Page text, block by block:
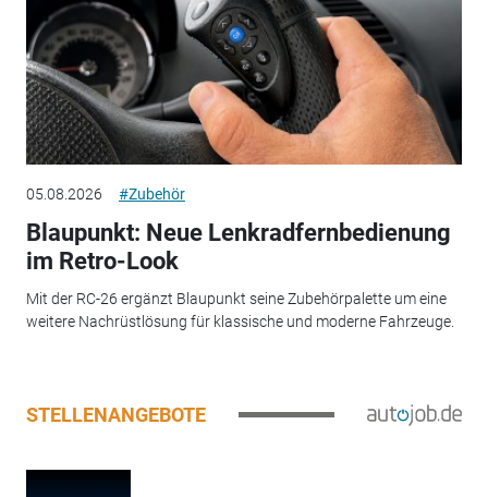
05.08.2026 #Zubehör
Blaupunkt: Neue Lenkradfernbedienung
im Retro-Look
Mit der RC-26 ergänzt Blaupunkt seine Zubehörpalette um eine
weitere Nachrüstlösung für klassische und moderne Fahrzeuge.
STELLENANGEBOTE